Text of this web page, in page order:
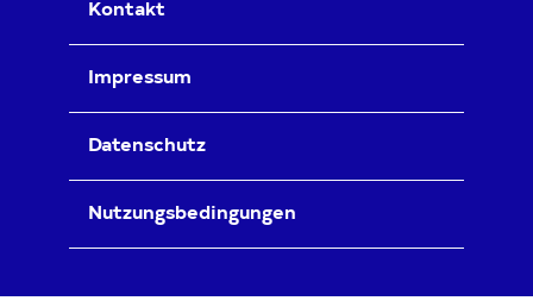
Kontakt
Impressum
Datenschutz
Nutzungsbedingungen